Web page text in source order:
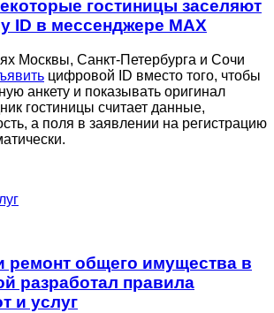
гостиницы заселяют
ID в мессенджере MAX
Москвы, Санкт-Петербурга и Сочи
цифровой ID вместо того, чтобы
анкету и показывать оригинал
гостиницы считает данные,
а поля в заявлении на регистрацию
ремонт общего имущества в
разработал правила
и услуг